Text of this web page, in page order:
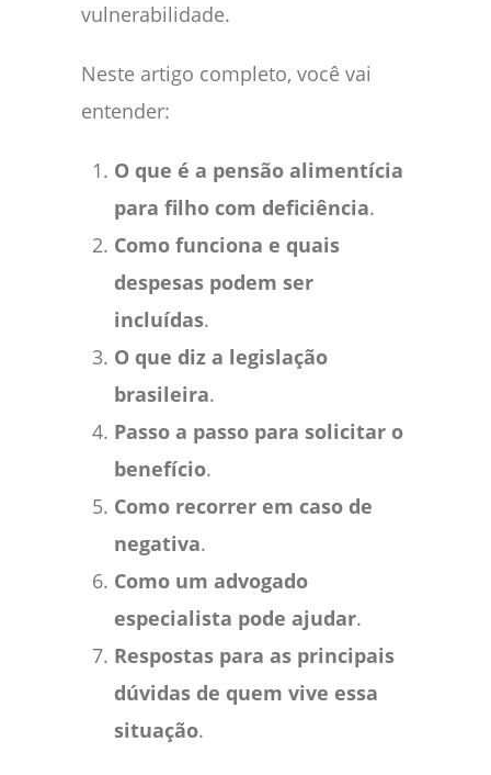
vulnerabilidade.
Neste artigo completo, você vai
entender:
O que é a pensão alimentícia
para filho com deficiência.
Como funciona e quais
despesas podem ser
incluídas.
O que diz a legislação
brasileira.
Passo a passo para solicitar o
benefício.
Como recorrer em caso de
negativa.
Como um advogado
especialista pode ajudar.
Respostas para as principais
dúvidas de quem vive essa
situação.